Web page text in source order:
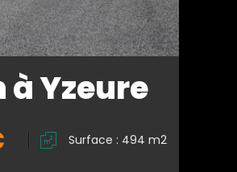
Yzeure
Surface : 494 m2